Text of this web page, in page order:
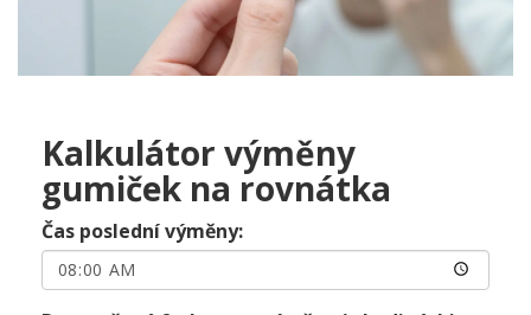
Kalkulátor výměny
gumiček na rovnátka
Čas poslední výměny: